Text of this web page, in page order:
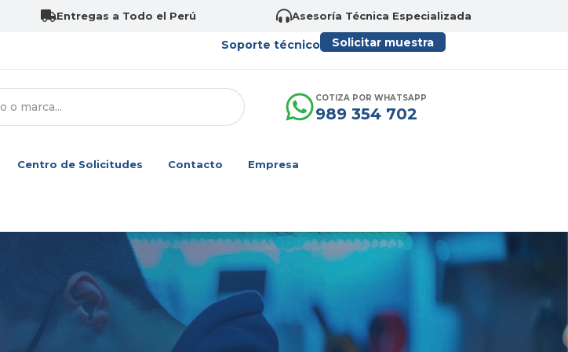
Entregas a Todo el Perú Asesoría Técnica Especializada
Soporte técnico Solicitar muestra
COTIZA POR WHATSAPP
989 354 702
Centro de Solicitudes Contacto Empresa